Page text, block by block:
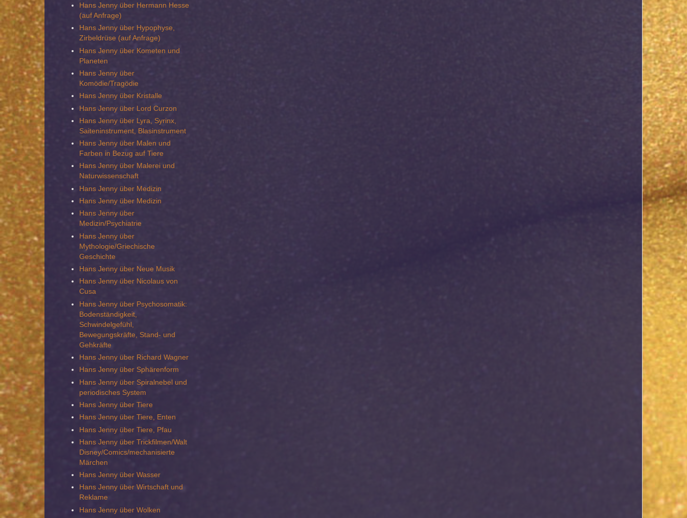
Hans Jenny über Hermann Hesse
(auf Anfrage)
Hans Jenny über Hypophyse,
Zirbeldrüse (auf Anfrage)
Hans Jenny über Kometen und
Planeten
Hans Jenny über
Komödie/Tragödie
Hans Jenny über Kristalle
Hans Jenny über Lord Curzon
Hans Jenny über Lyra, Syrinx,
Saiteninstrument, Blasinstrument
Hans Jenny über Malen und
Farben in Bezug auf Tiere
Hans Jenny über Malerei und
Naturwissenschaft
Hans Jenny über Medizin
Hans Jenny über Medizin
Hans Jenny über
Medizin/Psychiatrie
Hans Jenny über
Mythologie/Griechische
Geschichte
Hans Jenny über Neue Musik
Hans Jenny über Nicolaus von
Cusa
Hans Jenny über Psychosomatik:
Bodenständigkeit,
Schwindelgefühl,
Bewegungskräfte, Stand- und
Gehkräfte
Hans Jenny über Richard Wagner
Hans Jenny über Sphärenform
Hans Jenny über Spiralnebel und
periodisches System
Hans Jenny über Tiere
Hans Jenny über Tiere, Enten
Hans Jenny über Tiere, Pfau
Hans Jenny über Trickfilmen/Walt
Disney/Comics/mechanisierte
Märchen
Hans Jenny über Wasser
Hans Jenny über Wirtschaft und
Reklame
Hans Jenny über Wolken